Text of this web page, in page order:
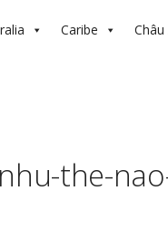
Caribe Châu
the-